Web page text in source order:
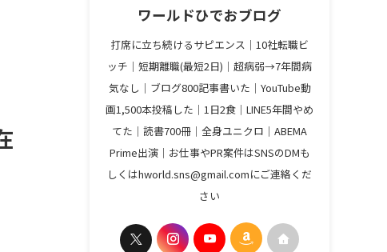
ワールドひでおブログ
打席に立ち続けるサピエンス│10社転職ビ
ッチ│短期離職(最短2日)│超病弱→7年間病
気なし│ブログ800記事書いた│YouTube動
画1,500本投稿した│1日2食│LINE5年間やめ
てた│読書700冊│全身ユニクロ│ABEMA
Prime出演│お仕事やPR案件はSNSのDMも
しくはhworld.sns@gmail.comにご連絡くだ
さい